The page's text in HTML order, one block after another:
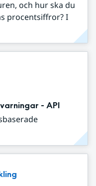
och hur ska du
procentsiffror? I
- API